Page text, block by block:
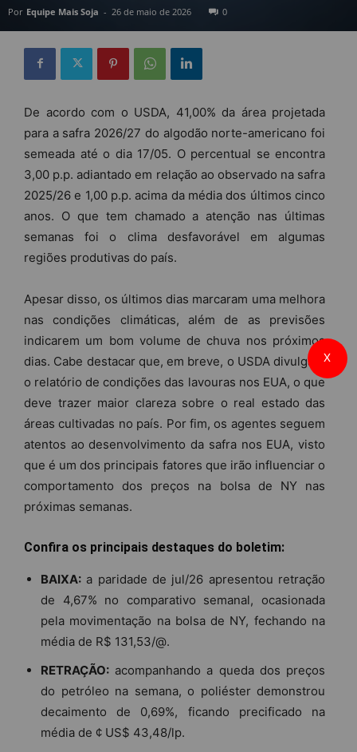
Por Equipe Mais Soja - 26 de maio de 2026 0
De acordo com o USDA, 41,00% da área projetada
para a safra 2026/27 do algodão norte-americano foi
semeada até o dia 17/05. O percentual se encontra
3,00 p.p. adiantado em relação ao observado na safra
2025/26 e 1,00 p.p. acima da média dos últimos cinco
anos. O que tem chamado a atenção nas últimas
semanas foi o clima desfavorável em algumas
regiões produtivas do país.
Apesar disso, os últimos dias marcaram uma melhora
nas condições climáticas, além de as previsões
indicarem um bom volume de chuva nos próximos
dias. Cabe destacar que, em breve, o USDA divulgará
o relatório de condições das lavouras nos EUA, o que
deve trazer maior clareza sobre o real estado das
áreas cultivadas no país. Por fim, os agentes seguem
atentos ao desenvolvimento da safra nos EUA, visto
que é um dos principais fatores que irão influenciar o
comportamento dos preços na bolsa de NY nas
próximas semanas.
Confira os principais destaques do boletim:
BAIXA: a paridade de jul/26 apresentou retração
de 4,67% no comparativo semanal, ocasionada
pela movimentação na bolsa de NY, fechando na
média de R$ 131,53/@.
RETRAÇÃO: acompanhando a queda dos preços
do petróleo na semana, o poliéster demonstrou
decaimento de 0,69%, ficando precificado na
média de ¢ US$ 43,48/lp.
X